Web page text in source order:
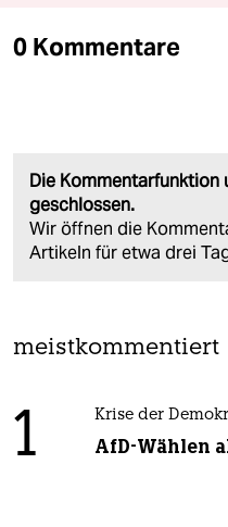
0 Kommentare
Die
geschlossen.
Wir öffnen die
Artikeln für etwa drei
meistkommentiert
1 Krise der
AfD-Wählen